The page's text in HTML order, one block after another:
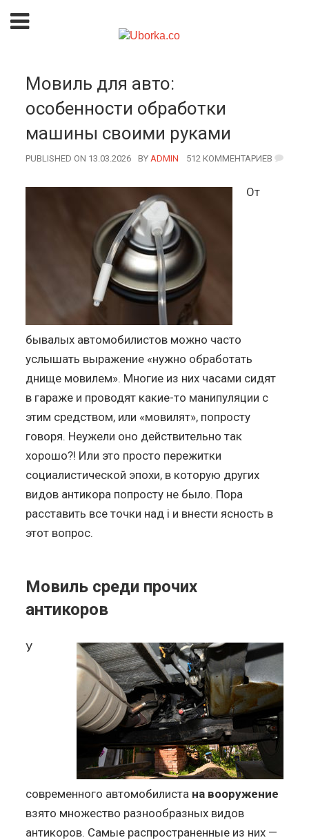
Мовиль для авто:
особенности обработки
машины своими руками
PUBLISHED ON 13.03.2026 BY AUTHOR
ADMIN 512 КОММЕНТАРИЕВ
От
бывалых автомобилистов можно часто
услышать выражение «нужно обработать
днище мовилем». Многие из них часами сидят
в гараже и проводят какие-то манипуляции с
этим средством, или «мовилят», попросту
говоря. Неужели оно действительно так
хорошо?! Или это просто пережитки
социалистической эпохи, в которую других
видов антикора попросту не было. Пора
расставить все точки над i и внести ясность в
этот вопрос.
Мовиль среди прочих
антикоров
У
современного автомобилиста на вооружение
взято множество разнообразных видов
антикоров. Самые распространенные из них —